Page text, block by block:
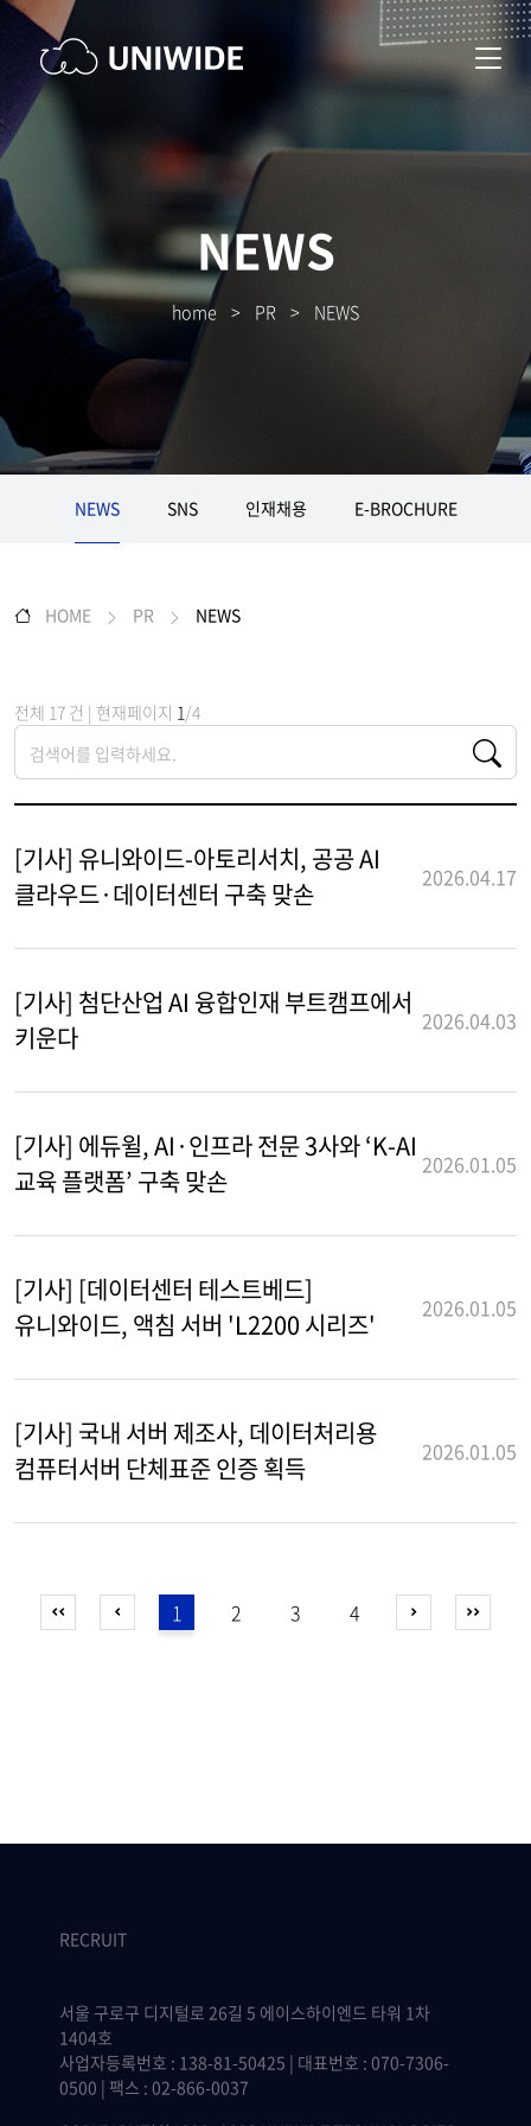
NEWS
home > PR > NEWS
NEWS SNS 인재채용 E-BROCHURE
HOME PR NEWS
전체 17 건 | 현재페이지 1/4
[기사] 유니와이드-아토리서치, 공공 AI
클라우드·데이터센터 구축 맞손
2026.04.17
[기사] 첨단산업 AI 융합인재 부트캠프에서
키운다
2026.04.03
[기사] 에듀윌, AI·인프라 전문 3사와 ‘K-AI
교육 플랫폼’ 구축 맞손
2026.01.05
[기사] [데이터센터 테스트베드]
유니와이드, 액침 서버 'L2200 시리즈'
2026.01.05
[기사] 국내 서버 제조사, 데이터처리용
컴퓨터서버 단체표준 인증 획득
2026.01.05
1 2 3 4
RECRUIT
서울 구로구 디지털로 26길 5 에이스하이엔드 타워 1차
1404호
사업자등록번호 : 138-81-50425 | 대표번호 : 070-7306-
0500 | 팩스 : 02-866-0037